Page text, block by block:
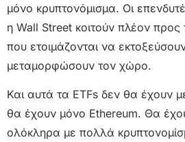
μόνο κρυπτονόμισμα. Οι
η Wall Street κοιτούν πλέον
που ετοιμάζονται να
μεταμορφώσουν τον χώρο.
Και αυτά τα ETFs δεν θα έχουν
θα έχουν μόνο Ethereum. Θα
ολόκληρα με πολλά